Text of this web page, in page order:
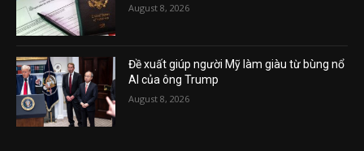
August 8, 2026
Đề xuất giúp người Mỹ làm giàu từ bùng nổ
AI của ông Trump
August 8, 2026